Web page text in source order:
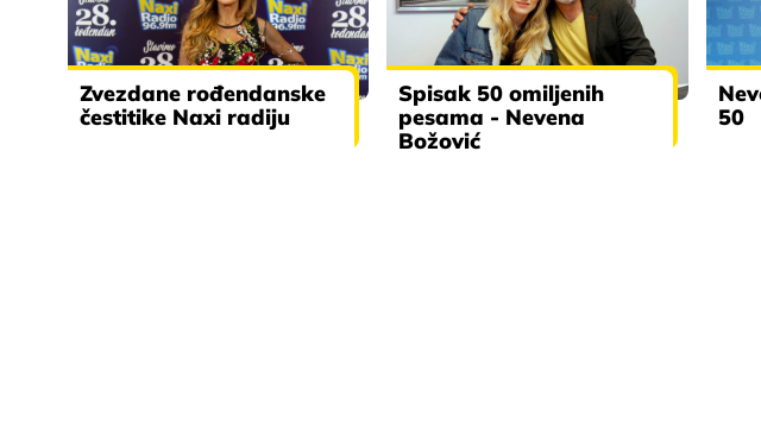
Zvezdane rođendanske
čestitike Naxi radiju
Spisak 50 omiljenih
pesama - Nevena
Božović
50